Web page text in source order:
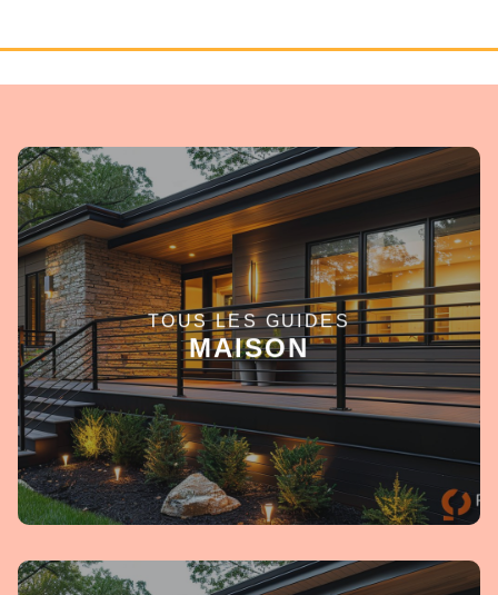
TOUS LES GUIDES
MAISON
EN SAVOIR +